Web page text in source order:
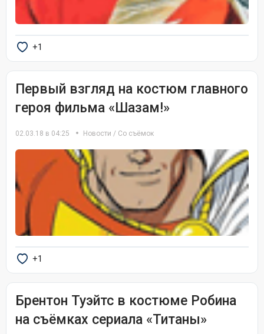
+1
Первый взгляд на костюм главного
героя фильма «Шазам!»
02.03.18 в 04:25 Новости / Со съёмок
+1
Брентон Туэйтс в костюме Робина
на съёмках сериала «Титаны»